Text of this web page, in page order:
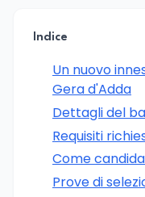
Indice
Un nuovo
Gera d'Adda
Dettagli del
Requisiti
Come
Prove di